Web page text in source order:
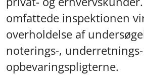
omfattede inspektionen
overholdelse af
noterings-,
opbevaringspligterne.